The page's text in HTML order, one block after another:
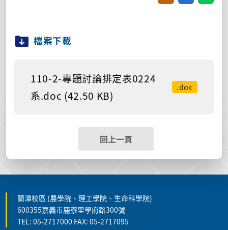
檔案下載
110-2-專題討論排定表0224
系.doc (42.50 KB)
.doc
回上一頁
蘭潭校區 (農學院、理工學院、生命科學院)
600355嘉義市鹿寮里學府路300號
TEL: 05-2717000 FAX: 05-2717095